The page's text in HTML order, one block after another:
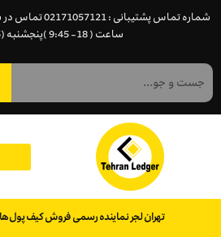
شماره تماس
ساعت ( 18- 9:45 )پنجشنبه (15 - 9:45 )
تهران لجر نماینده رسمی فروش کیف